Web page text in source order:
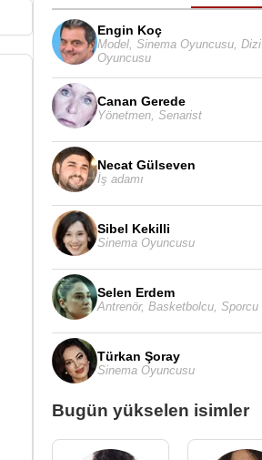
Engin Koç
Model, Sinema Oyuncusu, Dizi
Oyuncusu
Canan Gerede
Yönetmen, Senarist
Necat Gülseven
İş adamı
Sibel Kekilli
Sinema Oyuncusu
Selen Erdem
Antrenör, Basketbolcu, Sporcu
Türkan Şoray
Sinema Oyuncusu
Bugün yükselen isimler